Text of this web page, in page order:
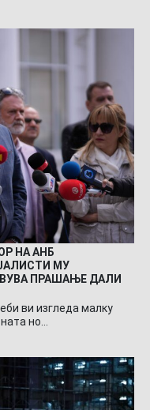
НА АНБ
МУ
ПРАШАЊЕ ДАЛИ
ви изгледа малку
но…